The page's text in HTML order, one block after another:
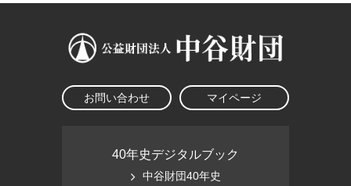
お問い合わせ マイページ
40年史デジタルブック
中谷財団40年史